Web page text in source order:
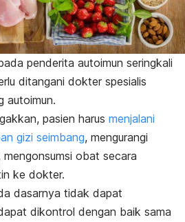
penderita autoimun seringkali
ditangani dokter spesialis
autoimun.
pasien harus menjalani
gizi seimbang, mengurangi
obat secara
ke dokter.
dasarnya tidak dapat
dikontrol dengan baik sama